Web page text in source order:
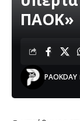
ΠΑΟΚ»
PAOKDAY